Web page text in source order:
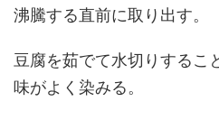
沸騰する直前に取り出す。
豆腐を茹でて水切りするこ
味がよく染みる。